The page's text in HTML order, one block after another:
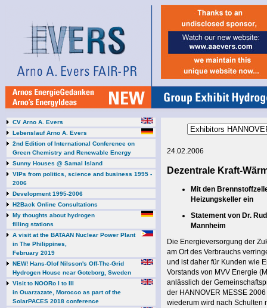
CV Arno A. Evers
Lebenslauf Arno A. Evers
2nd Edition of International Conference on
Green Chemistry and Renewable Energy
Sunny Houses @ Samal Island
VIPs from politics, science and business 1995 -
2006
Development 1995-2006
H2Back Online Consultations
My thoughts about hydrogen
filling stations
A visit at the BATAAN Nuclear Power Plant
in The Philippines,
February 2019
NEW! Hans-Olof Nilsson's Off-The-Grid
Hydrogen House near Goteborg, Sweden
Visit to NOORo I to III
in Ouarzazate, Morocco as part of the
SolarPACES 2018 conference
24.02.2006
Dezentrale Kraft-
Mit den
Heizungskeller ein
Statement von Dr.
Mannheim
Die Energieversorgung der
am Ort des Verbrauchs
und ist daher für Kunden wie
Vorstands von MVV Energie
anlässlich der
der HANNOVER MESSE
wiederum wird nach Schulten